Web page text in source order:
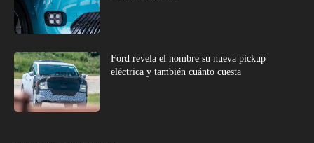
Ford revela el nombre su nueva pickup
eléctrica y también cuánto cuesta